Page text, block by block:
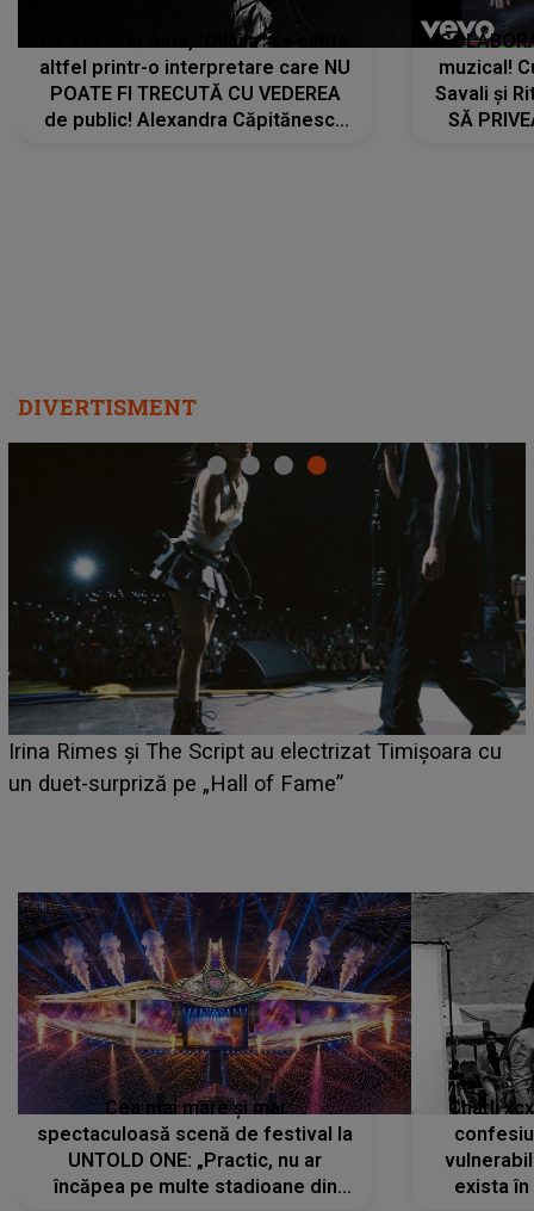
De această dată, "Dilaila" se simte
altfel printr-o interpretare care NU
POATE FI TRECUTĂ CU VEDEREA
de public! Alexandra Căpitănescu
muzical!
Savali și
SĂ
DIVERTISMENT
Irina Rimes și The Script au electrizat Timișoara cu
un duet-surpriză pe „Hall of Fame”
Cea mai mare și mai
spectaculoasă scenă de festival la
UNTOLD ONE: „Practic, nu ar
încăpea pe multe stadioane din
Charli
exista